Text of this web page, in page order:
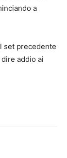
a
set precedente
addio ai